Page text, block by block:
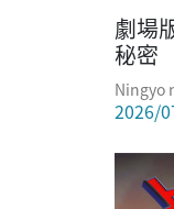
劇場
秘密
Ningyo
2026/